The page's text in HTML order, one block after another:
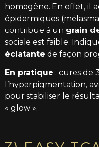
homogène. En effet, il
épidermiques
contribue à un grain
sociale est faible.
éclatante de façon
En pratique : cures de
l’hyperpigmentation,
pour stabiliser le
« glow ».